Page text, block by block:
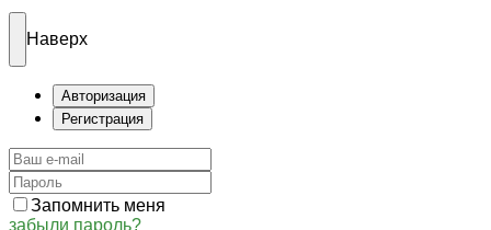
Наверх
Авторизация
Регистрация
Запомнить меня
забыли пароль?